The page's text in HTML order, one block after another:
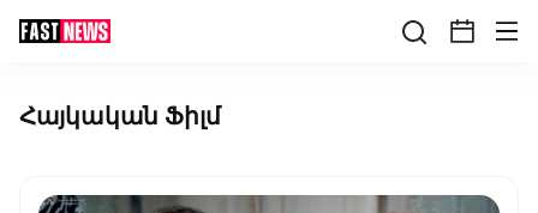
Հայկական Ֆիլմ